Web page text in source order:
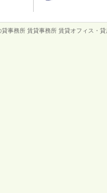
事務所 賃貸事務所 賃貸オフィス・